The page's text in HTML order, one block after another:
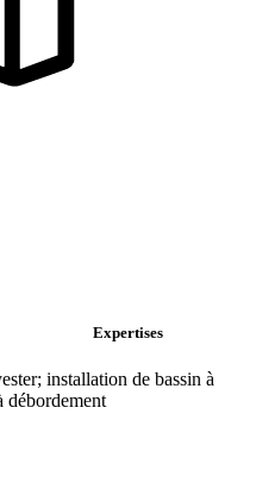
Expertises
installation de bassin à
débordement